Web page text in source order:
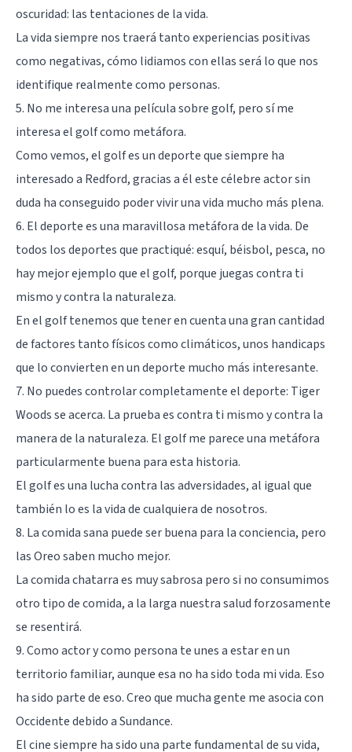
oscuridad: las tentaciones de la vida.
La vida siempre nos traerá tanto experiencias positivas
como negativas, cómo lidiamos con ellas será lo que nos
identifique realmente como personas.
5. No me interesa una película sobre golf, pero sí me
interesa el golf como metáfora.
Como vemos, el golf es un deporte que siempre ha
interesado a Redford, gracias a él este célebre actor sin
duda ha conseguido poder vivir una vida mucho más plena.
6. El deporte es una maravillosa metáfora de la vida. De
todos los deportes que practiqué: esquí, béisbol, pesca, no
hay mejor ejemplo que el golf, porque juegas contra ti
mismo y contra la naturaleza.
En el golf tenemos que tener en cuenta una gran cantidad
de factores tanto físicos como climáticos, unos handicaps
que lo convierten en un deporte mucho más interesante.
7. No puedes controlar completamente el deporte: Tiger
Woods se acerca. La prueba es contra ti mismo y contra la
manera de la naturaleza. El golf me parece una metáfora
particularmente buena para esta historia.
El golf es una lucha contra las adversidades, al igual que
también lo es la vida de cualquiera de nosotros.
8. La comida sana puede ser buena para la conciencia, pero
las Oreo saben mucho mejor.
La comida chatarra es muy sabrosa pero si no consumimos
otro tipo de comida, a la larga nuestra salud forzosamente
se resentirá.
9. Como actor y como persona te unes a estar en un
territorio familiar, aunque esa no ha sido toda mi vida. Eso
ha sido parte de eso. Creo que mucha gente me asocia con
Occidente debido a Sundance.
El cine siempre ha sido una parte fundamental de su vida,